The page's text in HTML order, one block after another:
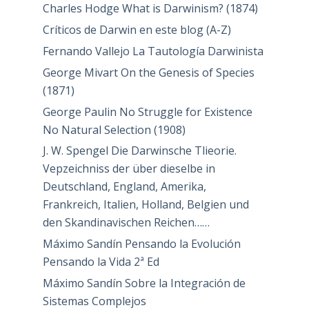
Charles Hodge What is Darwinism? (1874)
Críticos de Darwin en este blog (A-Z)
Fernando Vallejo La Tautología Darwinista
George Mivart On the Genesis of Species
(1871)
George Paulin No Struggle for Existence
No Natural Selection (1908)
J. W. Spengel Die Darwinsche Tlieorie.
Vepzeichniss der über dieselbe in
Deutschland, England, Amerika,
Frankreich, Italien, Holland, Belgien und
den Skandinavischen Reichen……
Máximo Sandín Pensando la Evolución
Pensando la Vida 2ª Ed
Máximo Sandín Sobre la Integración de
Sistemas Complejos